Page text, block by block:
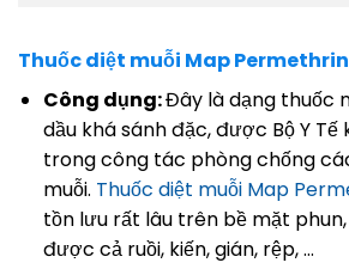
Thuốc diệt muỗi Map
Công dụng:Đây là dạng thuốc
dầu khá sánh đặc, được Bộ Y Tế
trong công tác phòng chống
muỗi. Thuốc diệt muỗi Map
tồn lưu rất lâu trên bề mặt
được cả ruồi, kiến, gián, rệp, …